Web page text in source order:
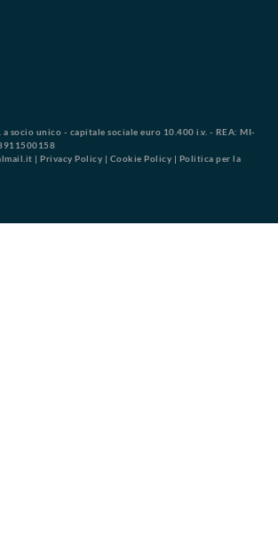
a socio unico - capitale sociale euro 10.400 i.v. - REA: MI-
| Privacy Policy | Cookie Policy | Politica per la